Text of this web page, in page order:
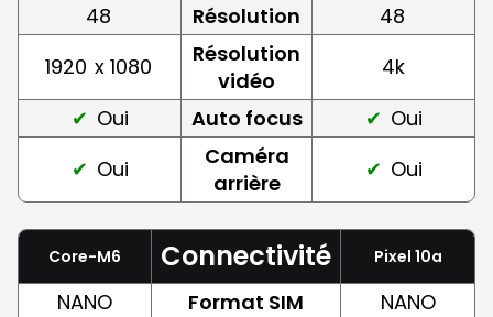
48
Résolution
48
1920 x 1080
Résolution
vidéo
4k
Oui
Auto focus
Oui
Oui
Caméra
arrière
Oui
Core-M6 Connectivité Pixel 10a
NANO Format SIM
NANO